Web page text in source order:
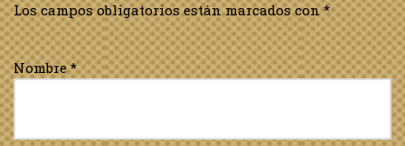
Los campos obligatorios están marcados con*
Nombre*